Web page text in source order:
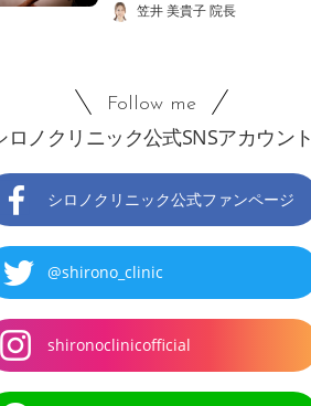
笠井 美貴子 院長
Follow me
ロノクリニック公式SNSアカウント
シロノクリニック公式ファンページ
@shirono_clinic
shironoclinicofficial